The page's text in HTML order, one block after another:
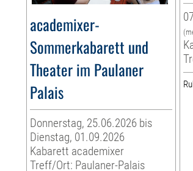
academixer-
Sommerkabarett und
Theater im Paulaner
Palais
Donnerstag, 25.06.2026 bis
Dienstag, 01.09.2026
Kabarett academixer
Treff/Ort: Paulaner-Palais